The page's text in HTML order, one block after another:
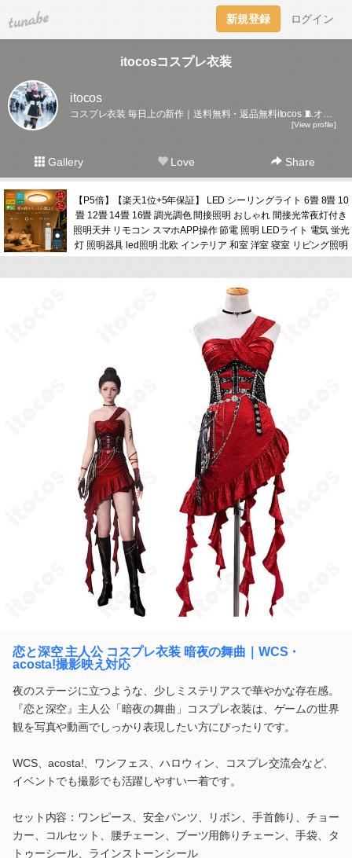
tuna.be 新規登録 ログイン
itocosコスプレ衣装
itocos
コスプレ衣装 毎日上の新作｜送料無料・返品無料itocos 🧵オーダメイドOK・職人品質：https://www.itocos.com/custom.html💬相談はLINE→@424ajohx友だち追加で2000円クーポン＆特急仕上げもLINE受付!
[View profile]
Gallery Love Share
【P5倍】【楽天1位+5年保証】 LED シーリングライト 6畳 8畳 10
畳 12畳 14畳 16畳 調光調色 間接照明 おしゃれ 間接光常夜灯付き
照明天井 リモコン スマホAPP操作 節電 照明 LEDライト 電気 蛍光
灯 照明器具 led照明 北欧 インテリア 和室 洋室 寝室 リビング照明
恋と深空 主人公 コスプレ衣装 暗夜の舞曲｜WCS・
acosta!撮影映え対応
夜のステージに立つような、少しミステリアスで華やかな存在感。
『恋と深空』主人公「暗夜の舞曲」コスプレ衣装は、ゲームの世界
観を写真や動画でしっかり表現したい方にぴったりです。
WCS、acosta!、ワンフェス、ハロウィン、コスプレ交流会など、
イベントでも撮影でも活躍しやすい一着です。
セット内容：ワンピース、安全パンツ、リボン、手首飾り、チョー
カー、コルセット、腰チェーン、ブーツ用飾りチェーン、手袋、タ
トゥーシール、ラインストーンシール